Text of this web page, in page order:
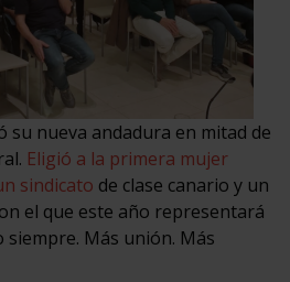
su nueva andadura en mitad de
Eligió a la primera mujer
sindicato de clase canario y un
el que este año representará
siempre. Más unión. Más